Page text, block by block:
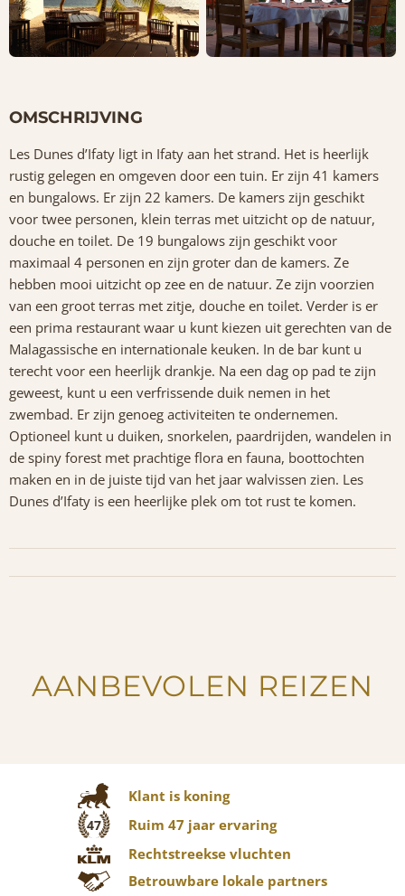
OMSCHRIJVING
Les Dunes d’Ifaty ligt in Ifaty aan het strand. Het is heerlijk
rustig gelegen en omgeven door een tuin. Er zijn 41 kamers
en bungalows. Er zijn 22 kamers. De kamers zijn geschikt
voor twee personen, klein terras met uitzicht op de natuur,
douche en toilet. De 19 bungalows zijn geschikt voor
maximaal 4 personen en zijn groter dan de kamers. Ze
hebben mooi uitzicht op zee en de natuur. Ze zijn voorzien
van een groot terras met zitje, douche en toilet. Verder is er
een prima restaurant waar u kunt kiezen uit gerechten van de
Malagassische en internationale keuken. In de bar kunt u
terecht voor een heerlijk drankje. Na een dag op pad te zijn
geweest, kunt u een verfrissende duik nemen in het
zwembad. Er zijn genoeg activiteiten te ondernemen.
Optioneel kunt u duiken, snorkelen, paardrijden, wandelen in
de spiny forest met prachtige flora en fauna, boottochten
maken en in de juiste tijd van het jaar walvissen zien. Les
Dunes d’Ifaty is een heerlijke plek om tot rust te komen.
AANBEVOLEN REIZEN
Klant is koning
47
Ruim 47 jaar ervaring
Rechtstreekse vluchten
Betrouwbare lokale partners